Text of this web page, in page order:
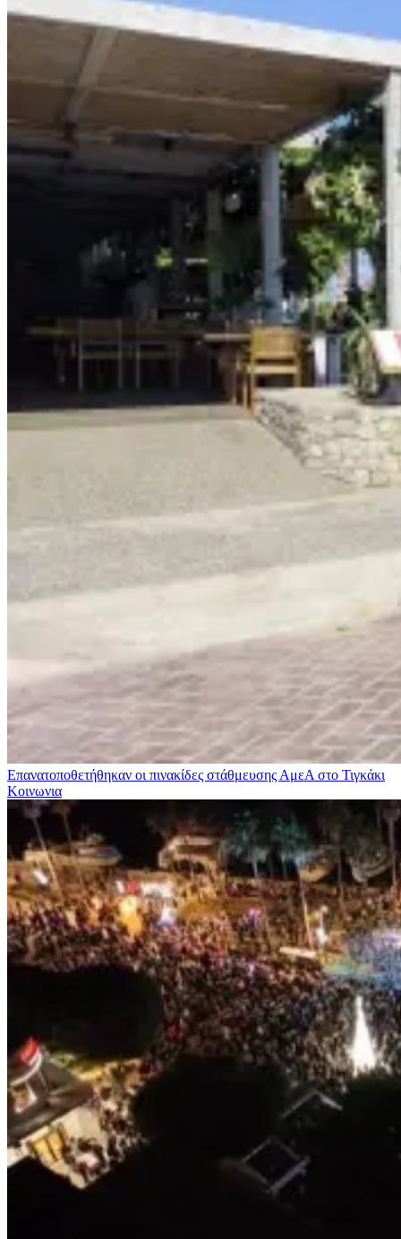
Επανατοποθετήθηκαν οι πινακίδες στάθμευσης ΑμεΑ στο Τιγκάκι
Κοινωνια